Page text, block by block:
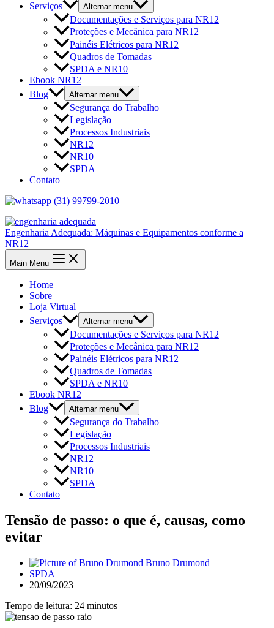
Serviços
Alternar menu
Documentações e Serviços para NR12
Proteções e Mecânica para NR12
Painéis Elétricos para NR12
Quadros de Tomadas
SPDA e NR10
Ebook NR12
Blog
Alternar menu
Segurança do Trabalho
Legislação
Processos Industriais
NR12
NR10
SPDA
Contato
(31) 99799-2010
Engenharia Adequada: Máquinas e Equipamentos conforme a
NR12
Main Menu
Home
Sobre
Loja Virtual
Serviços
Alternar menu
Documentações e Serviços para NR12
Proteções e Mecânica para NR12
Painéis Elétricos para NR12
Quadros de Tomadas
SPDA e NR10
Ebook NR12
Blog
Alternar menu
Segurança do Trabalho
Legislação
Processos Industriais
NR12
NR10
SPDA
Contato
Tensão de passo: o que é, causas, como
evitar
Bruno Drumond
SPDA
20/09/2023
Tempo de leitura: 24 minutos